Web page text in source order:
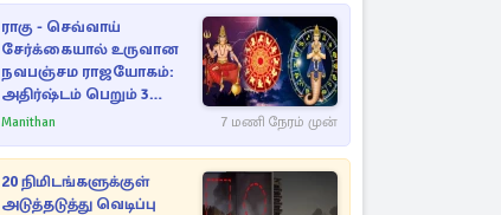
ராகு - செவ்வாய்
சேர்க்கையால் உருவான
நவபஞ்சம ராஜயோகம்:
அதிர்ஷ்டம் பெறும் 3
ராசிகள்!
Manithan 7 மணி நேரம் முன்
20 நிமிடங்களுக்குள்
அடுத்தடுத்து வெடிப்பு